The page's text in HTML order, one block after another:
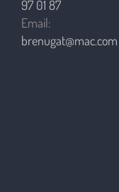
97 01 87
Email:
brenugat@mac.com